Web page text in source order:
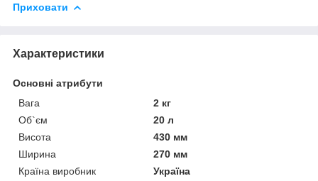
Приховати
Характеристики
Основні атрибути
Вага
2 кг
Об`єм
20 л
Висота
430 мм
Ширина
270 мм
Країна виробник
Україна